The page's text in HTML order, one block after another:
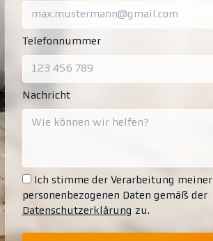
Telefonnummer
Nachricht
Ich stimme der Verarbeitung meiner
personenbezogenen Daten gemäß der
Datenschutzerklärung zu.